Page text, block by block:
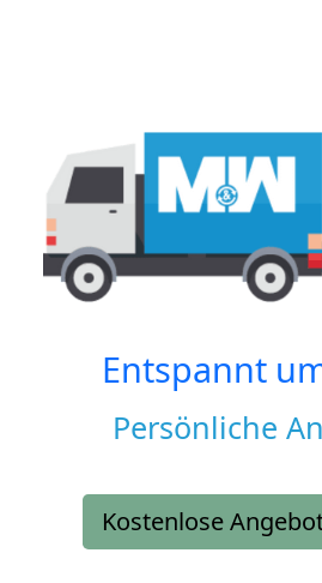
Entspannt
Persönliche
Kostenlose